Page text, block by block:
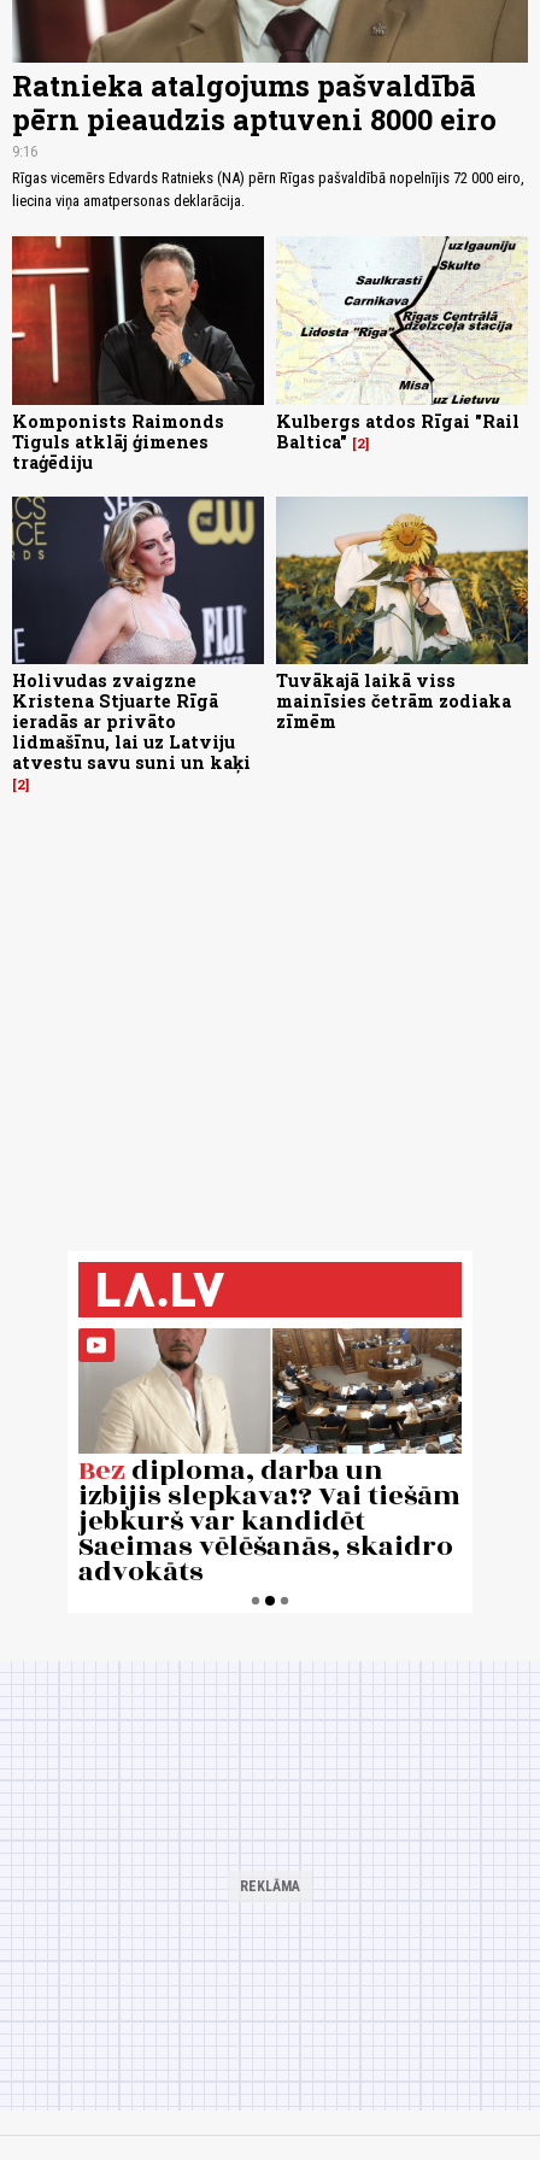
Ratnieka atalgojums pašvaldībā
pērn pieaudzis aptuveni 8000 eiro
9:16
Rīgas vicemērs Edvards Ratnieks (NA) pērn Rīgas pašvaldībā nopelnījis 72 000 eiro,
liecina viņa amatpersonas deklarācija.
Komponists Raimonds
Tiguls atklāj ģimenes
traģēdiju
Kulbergs atdos Rīgai "Rail
Baltica"
2
Holivudas zvaigzne
Kristena Stjuarte Rīgā
ieradās ar privāto
lidmašīnu, lai uz Latviju
atvestu savu suni un kaķi
2
Tuvākajā laikā viss
mainīsies četrām zodiaka
zīmēm